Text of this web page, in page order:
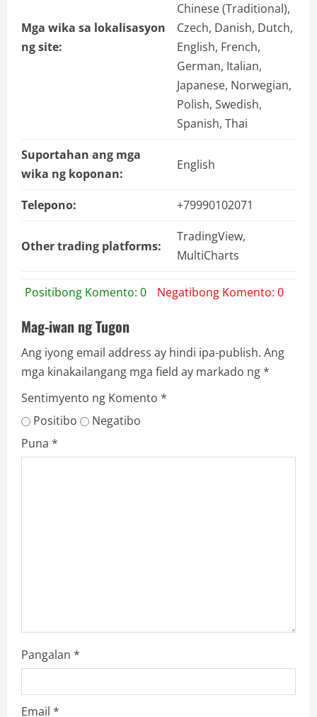
Mga wika sa lokalisasyon
ng site:
Chinese (Traditional),
Czech, Danish, Dutch,
English, French,
German, Italian,
Japanese, Norwegian,
Polish, Swedish,
Spanish, Thai
Suportahan ang mga
wika ng koponan:
English
Telepono: +79990102071
Other trading platforms:
TradingView,
MultiCharts
Positibong Komento: 0 Negatibong Komento: 0
Mag-iwan ng Tugon
Ang iyong email address ay hindi ipa-publish. Ang
mga kinakailangang mga field ay markado ng*
Sentimyento ng Komento *
Positibo
Negatibo
Puna *
Pangalan *
Email *